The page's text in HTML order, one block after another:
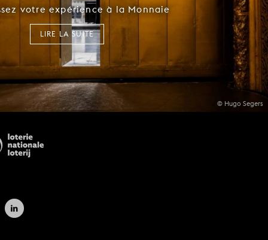
© Hugo Segers
votre expérience à la Monnaie
LIRE LA SUITE